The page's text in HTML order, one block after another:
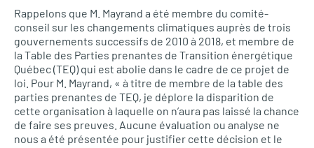
Rappelons que M. Mayrand a été membre du comité-
conseil sur les changements climatiques auprès de trois
gouvernements successifs de 2010 à 2018, et membre de
la Table des Parties prenantes de Transition énergétique
Québec (TEQ) qui est abolie dans le cadre de ce projet de
loi. Pour M. Mayrand, « à titre de membre de la table des
parties prenantes de TEQ, je déplore la disparition de
cette organisation à laquelle on n’aura pas laissé la chance
de faire ses preuves. Aucune évaluation ou analyse ne
nous a été présentée pour justifier cette décision et le